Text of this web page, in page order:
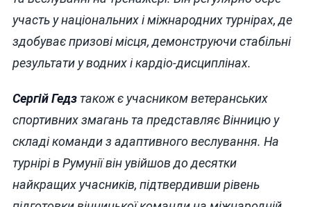
участь у національних і міжнародних турнірах, де
здобуває призові місця, демонструючи стабільні
результати у водних і кардіо-дисциплінах.
Сергій Гедзтакож є учасником ветеранських
спортивних змагань та представляє Вінницю у
складі команди з адаптивного веслування. На
турнірі в Румунії він увійшов до десятки
найкращих учасників, підтвердивши рівень